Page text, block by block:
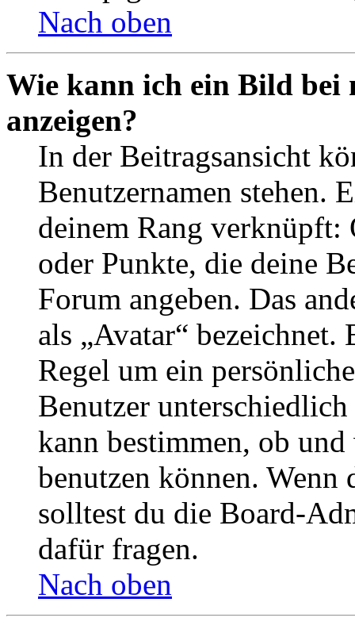
Nach oben
Wie kann ich ein Bild bei
anzeigen?
In der Beitragsansicht
Benutzernamen stehen.
deinem Rang verknüpft:
oder Punkte, die deine
Forum angeben. Das
als „Avatar“
Regel um ein
Benutzer
kann bestimmen, ob
benutzen können. Wenn
solltest du die Board-
dafür fragen.
Nach oben